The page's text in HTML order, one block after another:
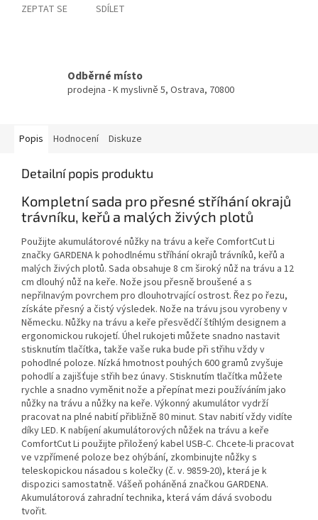
ZEPTAT SE SDÍLET
Odběrné místo
prodejna - K myslivně 5, Ostrava, 70800
Popis Hodnocení Diskuze
Detailní popis produktu
Kompletní sada pro přesné stříhání okrajů
trávníku, keřů a malých živých plotů
Použijte akumulátorové nůžky na trávu a keře ComfortCut Li
značky GARDENA k pohodlnému stříhání okrajů trávníků, keřů a
malých živých plotů. Sada obsahuje 8 cm široký nůž na trávu a 12
cm dlouhý nůž na keře. Nože jsou přesně broušené a s
nepřilnavým povrchem pro dlouhotrvající ostrost. Řez po řezu,
získáte přesný a čistý výsledek. Nože na trávu jsou vyrobeny v
Německu. Nůžky na trávu a keře přesvědčí štíhlým designem a
ergonomickou rukojetí. Úhel rukojeti můžete snadno nastavit
stisknutím tlačítka, takže vaše ruka bude při střihu vždy v
pohodlné poloze. Nízká hmotnost pouhých 600 gramů zvyšuje
pohodlí a zajišťuje střih bez únavy. Stisknutím tlačítka můžete
rychle a snadno vyměnit nože a přepínat mezi používáním jako
nůžky na trávu a nůžky na keře. Výkonný akumulátor vydrží
pracovat na plné nabití přibližně 80 minut. Stav nabití vždy vidíte
díky LED. K nabíjení akumulátorových nůžek na trávu a keře
ComfortCut Li použijte přiložený kabel USB-C. Chcete-li pracovat
ve vzpřímené poloze bez ohýbání, zkombinujte nůžky s
teleskopickou násadou s kolečky (č. v. 9859-20), která je k
dispozici samostatně. Vášeň poháněná značkou GARDENA.
Akumulátorová zahradní technika, která vám dává svobodu
tvořit.